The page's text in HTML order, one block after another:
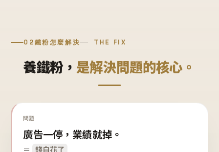
02鐵粉怎麼解決 THE FIX
養鐵粉， 是解決問題的核心。
問題
廣告一停，業績就掉。
＝ 錢白花了